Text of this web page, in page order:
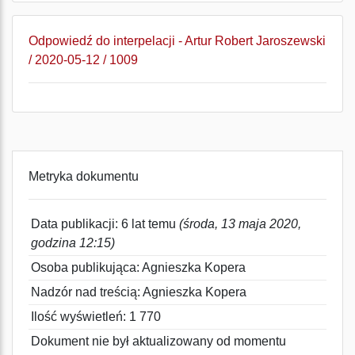
Odpowiedź do interpelacji - Artur Robert Jaroszewski
/ 2020-05-12 / 1009
Metryka dokumentu
Data publikacji: 6 lat temu (środa, 13 maja 2020,
godzina 12:15)
Osoba publikująca: Agnieszka Kopera
Nadzór nad treścią: Agnieszka Kopera
Ilość wyświetleń: 1 770
Dokument nie był aktualizowany od momentu